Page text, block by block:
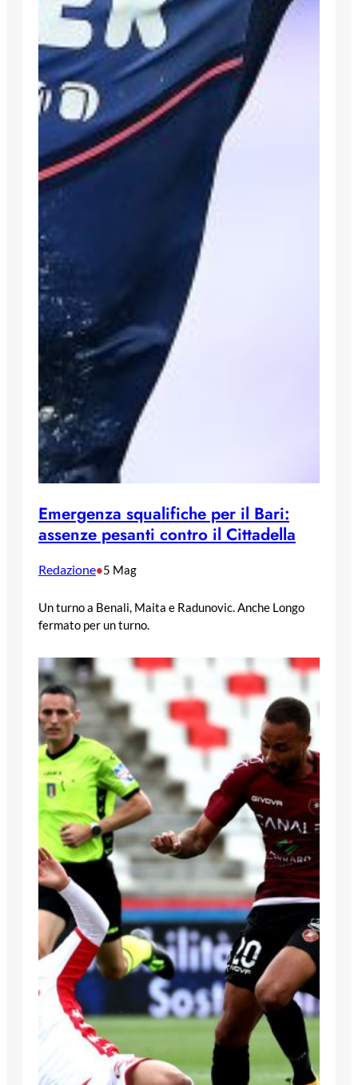
Emergenza squalifiche per il Bari:
assenze pesanti contro il Cittadella
Redazione•5 Mag
Un turno a Benali, Maita e Radunovic. Anche Longo
fermato per un turno.